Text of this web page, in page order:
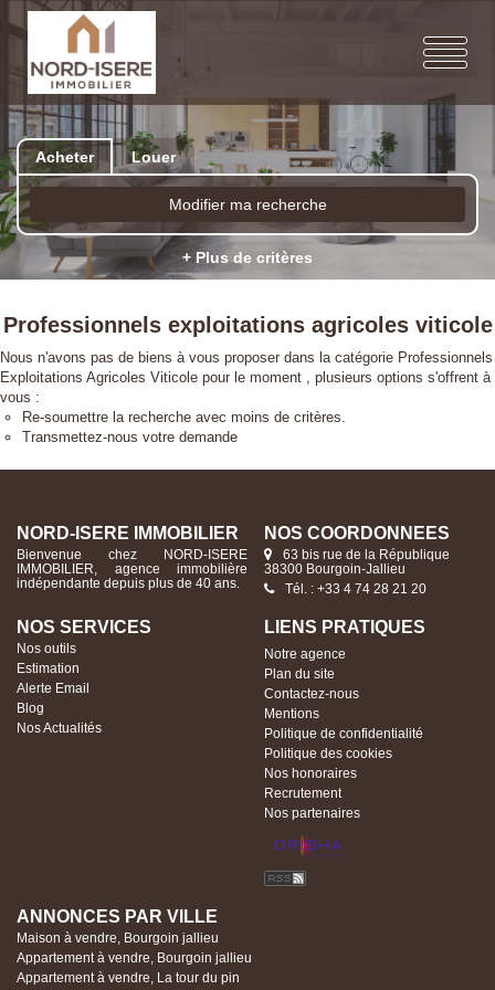
Acheter Louer
Modifier ma recherche
+ Plus de critères
Professionnels exploitations agricoles viticole
Nous n'avons pas de biens à vous proposer dans la catégorie Professionnels
Exploitations Agricoles Viticole pour le moment , plusieurs options s'offrent à
vous :
Re-soumettre la recherche avec moins de critères.
Transmettez-nous votre demande
NORD-ISERE IMMOBILIER
Bienvenue chez NORD-ISERE
IMMOBILIER, agence immobilière
indépendante depuis plus de 40 ans.
NOS COORDONNÉES
63 bis rue de la République
38300 Bourgoin-Jallieu
Tél. : +33 4 74 28 21 20
NOS SERVICES
Nos outils
Estimation
Alerte Email
Blog
Nos Actualités
LIENS PRATIQUES
Notre agence
Plan du site
Contactez-nous
Mentions
Politique de confidentialité
Politique des cookies
Nos honoraires
Recrutement
Nos partenaires
ANNONCES PAR VILLE
Maison à vendre, Bourgoin jallieu
Appartement à vendre, Bourgoin jallieu
Appartement à vendre, La tour du pin